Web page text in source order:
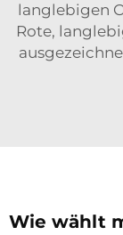
langlebigen
Rote,
Wie wählt